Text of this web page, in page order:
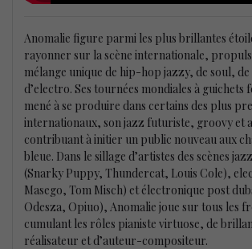
Anomalie figure parmi les plus brillantes
rayonner sur la scène internationale,
mélange unique de hip-hop jazzy, de soul,
d’electro. Ses tournées mondiales à guichets
mené à se produire dans certains des plus
internationaux, son jazz futuriste, groovy et
contribuant à initier un public nouveau aux
bleue. Dans le sillage d’artistes des scènes
(Snarky Puppy, Thundercat, Louis Cole),
Masego, Tom Misch) et électronique post
Odesza, Opiuo), Anomalie joue sur tous les
cumulant les rôles pianiste virtuose, de
réalisateur et d’auteur-compositeur.